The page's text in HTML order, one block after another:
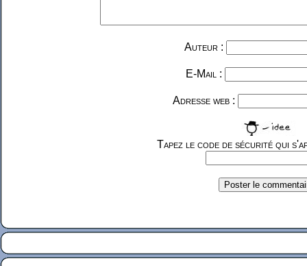
Auteur :
E-Mail :
Adresse web :
Tapez le code de sécurité qui